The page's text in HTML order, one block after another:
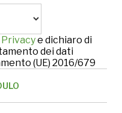
Privacye dichiaro di
dei dati
(UE) 2016/679